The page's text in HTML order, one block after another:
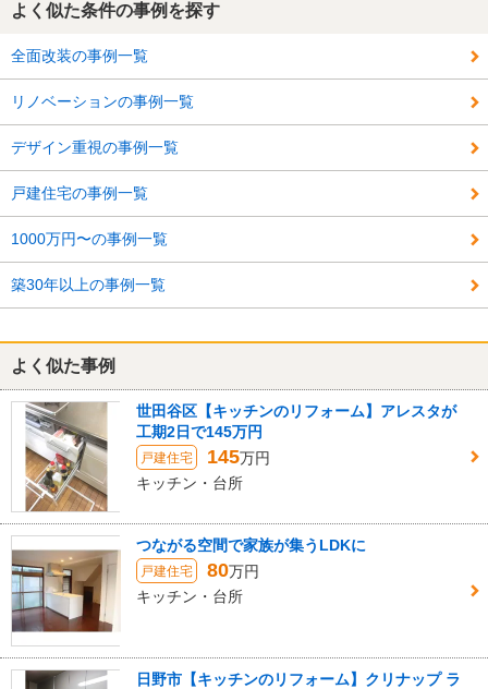
よく似た条件の事例を探す
全面改装の事例一覧
リノベーションの事例一覧
デザイン重視の事例一覧
戸建住宅の事例一覧
1000万円〜の事例一覧
築30年以上の事例一覧
よく似た事例
世田谷区【キッチンのリフォーム】アレスタが
工期2日で145万円
戸建住宅 145万円
キッチン・台所
つながる空間で家族が集うLDKに
戸建住宅 80万円
キッチン・台所
日野市【キッチンのリフォーム】クリナップ ラ